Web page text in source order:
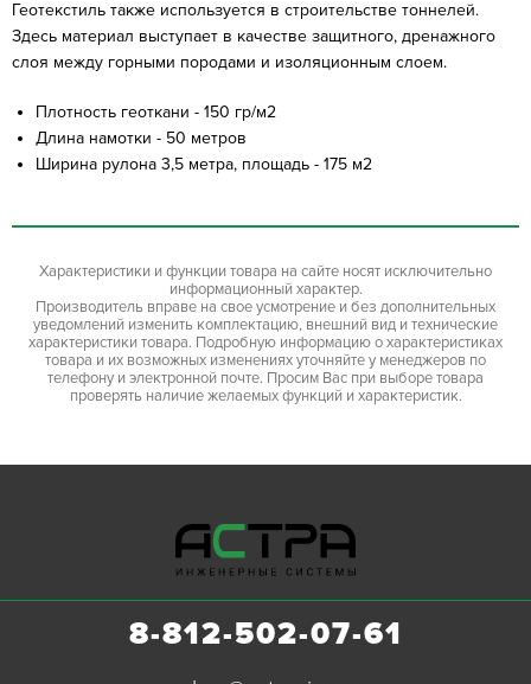
Геотекстиль также используется в строительстве тоннелей.
Здесь материал выступает в качестве защитного, дренажного
слоя между горными породами и изоляционным слоем.
Плотность геоткани - 150 гр/м2
Длина намотки - 50 метров
Ширина рулона 3,5 метра, площадь - 175 м2
Характеристики и функции товара на сайте носят исключительно
информационный характер.
Производитель вправе на свое усмотрение и без дополнительных
уведомлений изменить комплектацию, внешний вид и технические
характеристики товара. Подробную информацию о характеристиках
товара и их возможных изменениях уточняйте у менеджеров по
телефону и электронной почте. Просим Вас при выборе товара
проверять наличие желаемых функций и характеристик.
8-812-502-07-61